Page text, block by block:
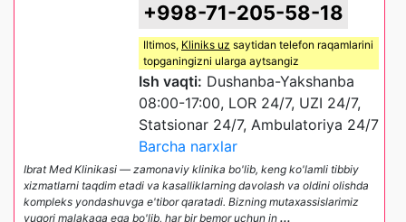
+998-71-205-58-18
Iltimos, Kliniks uz saytidan telefon raqamlarini
topganingizni ularga aytsangiz
Ish vaqti: Dushanba-Yakshanba
08:00-17:00, LOR 24/7, UZI 24/7,
Statsionar 24/7, Ambulatoriya 24/7
Barcha narxlar
Ibrat Med Klinikasi — zamonaviy klinika bo'lib, keng ko'lamli tibbiy
xizmatlarni taqdim etadi va kasalliklarning davolash va oldini olishda
kompleks yondashuvga e'tibor qaratadi. Bizning mutaxassislarimiz
yuqori malakaga ega bo'lib, har bir bemor uchun in ...